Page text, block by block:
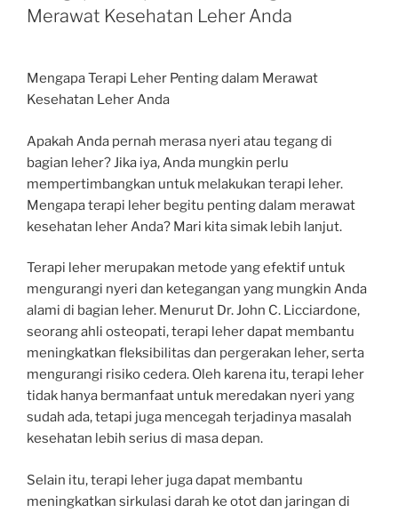
Merawat Kesehatan Leher Anda
Mengapa Terapi Leher Penting dalam Merawat
Kesehatan Leher Anda
Apakah Anda pernah merasa nyeri atau tegang di
bagian leher? Jika iya, Anda mungkin perlu
mempertimbangkan untuk melakukan terapi leher.
Mengapa terapi leher begitu penting dalam merawat
kesehatan leher Anda? Mari kita simak lebih lanjut.
Terapi leher merupakan metode yang efektif untuk
mengurangi nyeri dan ketegangan yang mungkin Anda
alami di bagian leher. Menurut Dr. John C. Licciardone,
seorang ahli osteopati, terapi leher dapat membantu
meningkatkan fleksibilitas dan pergerakan leher, serta
mengurangi risiko cedera. Oleh karena itu, terapi leher
tidak hanya bermanfaat untuk meredakan nyeri yang
sudah ada, tetapi juga mencegah terjadinya masalah
kesehatan lebih serius di masa depan.
Selain itu, terapi leher juga dapat membantu
meningkatkan sirkulasi darah ke otot dan jaringan di